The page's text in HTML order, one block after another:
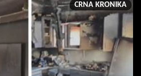
CRNA KRONIKA